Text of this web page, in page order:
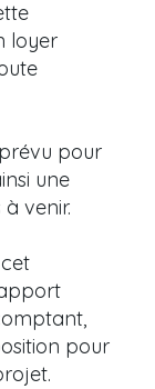
loyer
pour
une
venir.
pour